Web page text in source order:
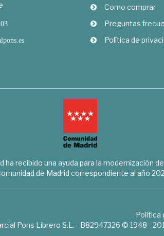
Como comprar
Preguntas
Política de
ha recibido una ayuda para la modernización
de Madrid correspondiente al año
Política
Pons Librero S.L. - B82947326 © 1948 -